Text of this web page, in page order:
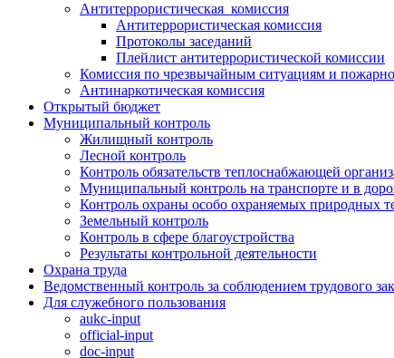
Антитеррористическая комиссия
Антитеррористическая комиссия
Протоколы заседаний
Плейлист антитеррористической комиссии
Комиссия по чрезвычайным ситуациям и
Антинаркотическая комиссия
Открытый бюджет
Муниципальный контроль
Жилищный контроль
Лесной контроль
Контроль обязательств теплоснабжающей
Муниципальный контроль на транспорте и в
Контроль охраны особо охраняемых природных
Земельный контроль
Контроль в сфере благоустройства
Результаты контрольной деятельности
Охрана труда
Ведомственный контроль за соблюдением трудового
Для служебного пользования
aukc-input
official-input
doc-input